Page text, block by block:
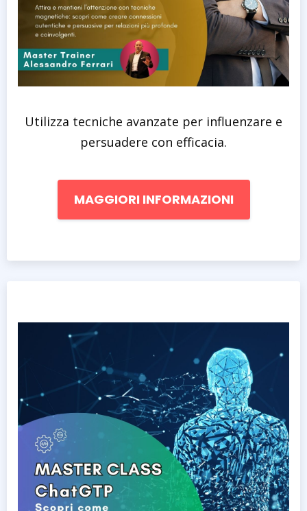
Utilizza tecniche avanzate per influenzare e
persuadere con efficacia.
MAGGIORI INFORMAZIONI